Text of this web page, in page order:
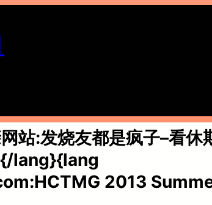
站:发烧友都是疯子–看休
{/lang}{lang
2013